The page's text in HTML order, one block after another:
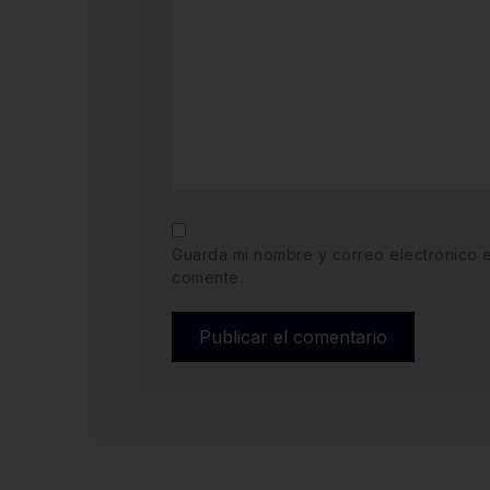
Guarda mi nombre y correo electrónico
comente.